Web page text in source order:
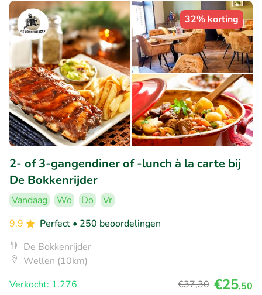
32% korting
2- of 3-gangendiner of -lunch à la carte bij
De Bokkenrijder
Vandaag Wo Do
Vr
9.9
Perfect • 250 beoordelingen
De Bokkenrijder
Wellen (10km)
Verkocht: 1.276
€37,30 €25,50